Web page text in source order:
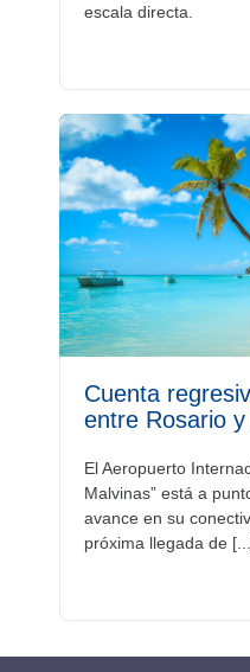
escala directa.
Cuenta
entre Rosario
El Aeropuerto
Malvinas” está a
avance en su
próxima llegada de